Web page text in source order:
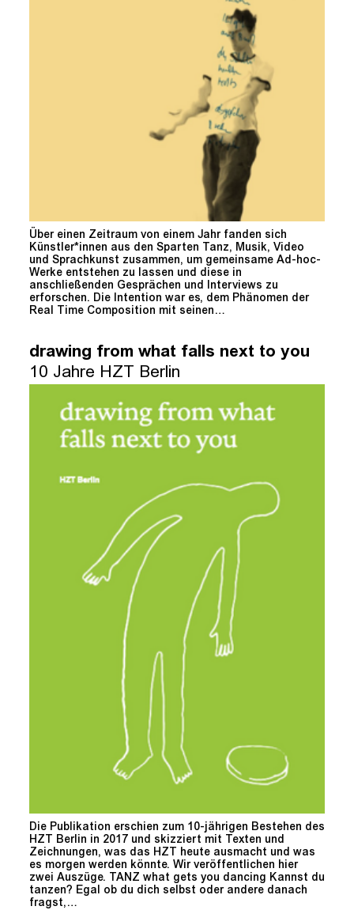
Über einen Zeitraum von einem Jahr fanden sich
Künstler*innen aus den Sparten Tanz, Musik, Video
und Sprachkunst zusammen, um gemeinsame Ad-hoc-
Werke entstehen zu lassen und diese in
anschließenden Gesprächen und Interviews zu
erforschen. Die Intention war es, dem Phänomen der
Real Time Composition mit seinen…
drawing from what falls next to you
10 Jahre HZT Berlin
Die Publikation erschien zum 10-jährigen Bestehen des
HZT Berlin in 2017 und skizziert mit Texten und
Zeichnungen, was das HZT heute ausmacht und was
es morgen werden könnte. Wir veröffentlichen hier
zwei Auszüge. TANZ what gets you dancing Kannst du
tanzen? Egal ob du dich selbst oder andere danach
fragst,…